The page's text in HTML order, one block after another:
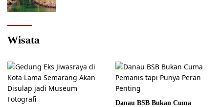
Wisata
Danau BSB Bukan Cuma